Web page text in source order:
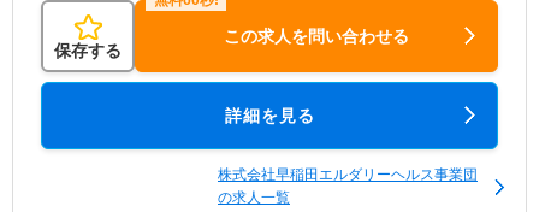
保存する
この求人を問い合わせる
詳細を見る
株式会社早稲田エルダリーヘルス事業団
の求人一覧